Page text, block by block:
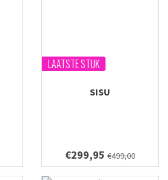
LAATSTE STUK
SISU
€299,95 €499,00